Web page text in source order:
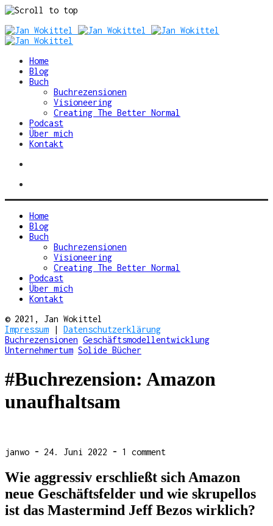
Skip
to
Home
Blog
Buch
Buchrezensionen
Visioneering
Creating The Better Normal
Podcast
Über mich
Kontakt
Home
Blog
Buch
Buchrezensionen
Visioneering
Creating The Better Normal
Podcast
Über mich
Kontakt
© 2021, Jan Wokittel
Impressum | Datenschutzerklärung
Buchrezensionen Geschäftsmodellentwicklung
Unternehmertum Solide Bücher
#Buchrezension: Amazon
unaufhaltsam
janwo - 24. Juni 2022 - 1 comment
Wie aggressiv erschließt sich Amazon
neue Geschäftsfelder und wie skrupellos
ist das Mastermind Jeff Bezos wirklich?